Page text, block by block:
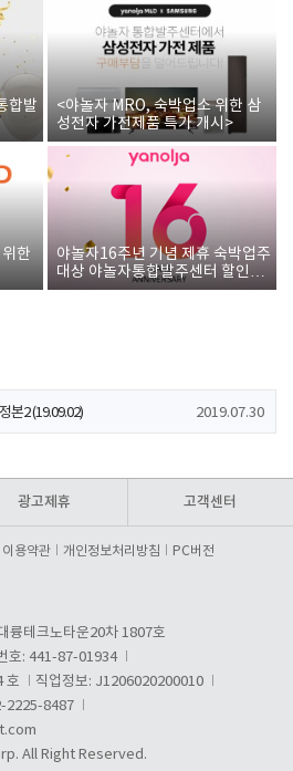
합발
<야놀자 MRO, 숙박업소 위한 삼
성전자 가전제품 특가 개시>
한
야놀자16주년 기념 제휴 숙박업주
대상 야놀자통합발주센터 할인쿠
폰 증정
(19.09.02)
본2 (19.09.02) 2019.07.30
광고제휴 고객센터
용약관 개인정보처리방침 PC버전
륭테크노타운20차 1807호
호: 441-87-01934
호
직업정보: J1206020200010
2225-8487
All Right Reserved.